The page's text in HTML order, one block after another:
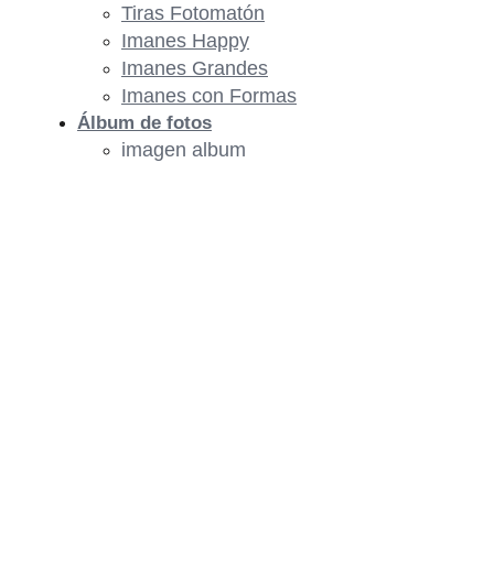
Tiras Fotomatón
Imanes Happy
Imanes Grandes
Imanes con Formas
Álbum de fotos
imagen album